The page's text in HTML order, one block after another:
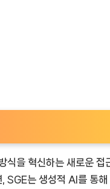
식을 혁신하는 새로운 접
SGE는 생성적 AI를 통